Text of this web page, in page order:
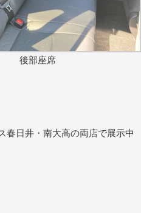
後部座席
春日井・南大高の両店で展示中